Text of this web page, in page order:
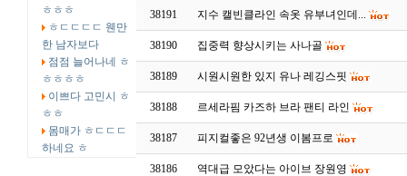
ㅎㅎㅎ
ㅎㄷㄷㄷㄷ 웬만
한 남자보다
점점 늘어나네 ㅎ
ㅎㅎㅎㅎ
이쁘다 고민시 ㅎ
ㅎㅎ
몸매가 ㅎㄷㄷㄷ
하네요 ㅎ
38191 지수 캘빈클라인 속옷 유부녀인데...
38190 집중력 향상시키는 사나골
38189 시원시원한 있지 유나 레깅스핏
38188 르세라핌 카즈하 브라 팬티 라인
38187 피지컬좋은 92년생 이봄프로
38186 역대급 모았다는 아이브 장원영